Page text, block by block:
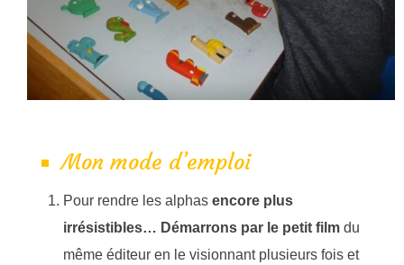
Mon mode d’emploi
Pour rendre les alphasencore plus
irrésistibles… Démarrons par le petit film du
même éditeur en le visionnant plusieurs fois et